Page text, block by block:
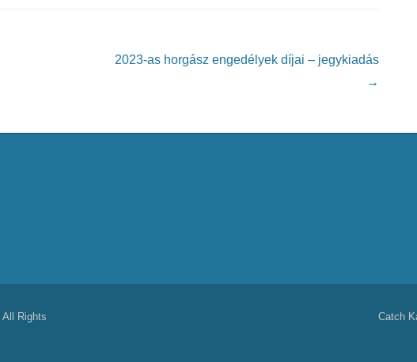
2023-as horgász engedélyek díjai – jegykiadás
→
All Rights
Catch